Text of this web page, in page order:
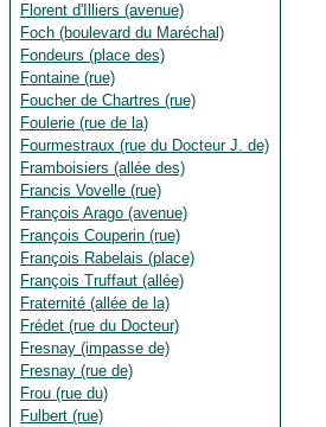
Florent d'Illiers (avenue)
Foch (boulevard du Maréchal)
Fondeurs (place des)
Fontaine (rue)
Foucher de Chartres (rue)
Foulerie (rue de la)
Fourmestraux (rue du Docteur J. de)
Framboisiers (allée des)
Francis Vovelle (rue)
François Arago (avenue)
François Couperin (rue)
François Rabelais (place)
François Truffaut (allée)
Fraternité (allée de la)
Frédet (rue du Docteur)
Fresnay (impasse de)
Fresnay (rue de)
Frou (rue du)
Fulbert (rue)